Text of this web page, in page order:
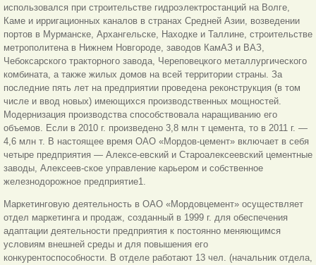
использовался при строительстве гидроэлектростанций на Волге,
Каме и ирригационных каналов в странах Средней Азии, возведении
портов в Мурманске, Архангельске, Находке и Таллине, строительстве
метрополитена в Нижнем Новгороде, заводов КамАЗ и ВАЗ,
Чебоксарского тракторного завода, Череповецкого металлургического
комбината, а также жилых домов на всей территории страны. За
последние пять лет на предприятии проведена реконструкция (в том
числе и ввод новых) имеющихся производственных мощностей.
Модернизация производства способствовала наращиванию его
объемов. Если в 2010 г. произведено 3,8 млн т цемента, то в 2011 г. —
4,6 млн т. В настоящее время ОАО «Мордов-цемент» включает в себя
четыре предприятия — Алексе-евский и Староалексеевский цементные
заводы, Алексеев-ское управление карьером и собственное
железнодорожное предприятие1.
Маркетинговую деятельность в ОАО «Мордовцемент» осуществляет
отдел маркетинга и продаж, созданный в 1999 г. для обеспечения
адаптации деятельности предприятия к постоянно меняющимся
условиям внешней среды и для повышения его
конкурентоспособности. В отделе работают 13 чел. (начальник отдела,